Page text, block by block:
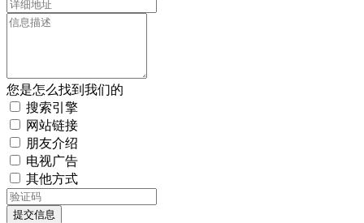
您是怎么找到我们的
搜索引擎
网站链接
朋友介绍
电视广告
其他方式
提交信息